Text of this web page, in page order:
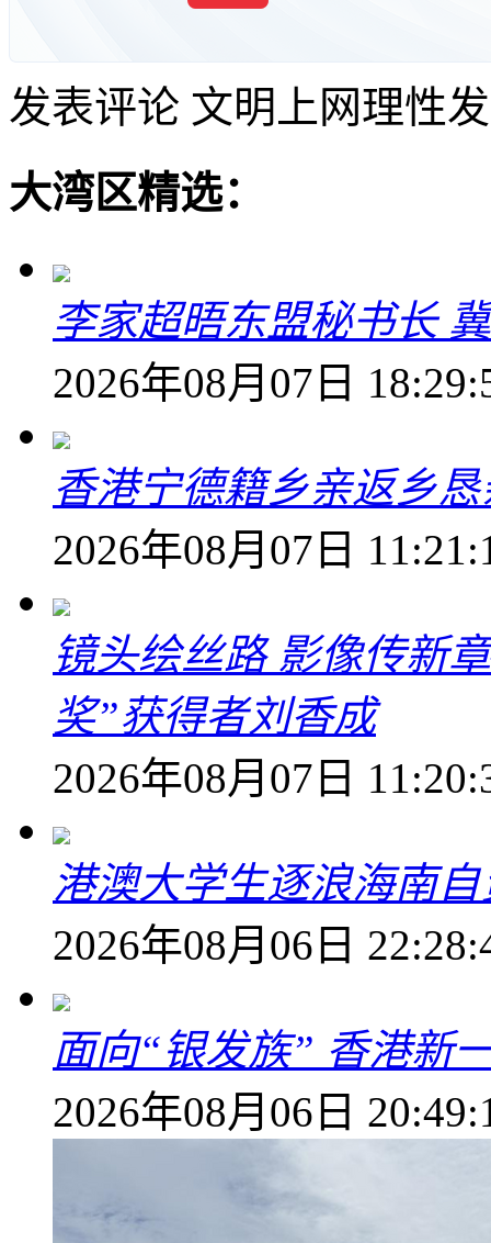
发表评论 文明上网理性
大湾区精选：
李家超晤东盟秘书长
2026年08月07日
香港宁德籍乡亲返乡
2026年08月07日
镜头绘丝路 影像传新
奖”获得者刘香成
2026年08月07日
港澳大学生逐浪海南
2026年08月06日
面向“银发族” 香港新
2026年08月06日